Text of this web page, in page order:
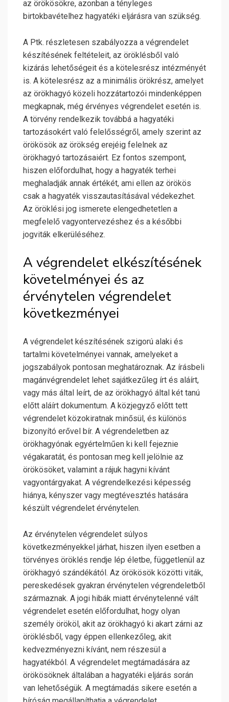
az örökösökre, azonban a tényleges
birtokbavételhez hagyatéki eljárásra van szükség.
A Ptk. részletesen szabályozza a végrendelet
készítésének feltételeit, az öröklésből való
kizárás lehetőségeit és a kötelesrész intézményét
is. A kötelesrész az a minimális örökrész, amelyet
az örökhagyó közeli hozzátartozói mindenképpen
megkapnak, még érvényes végrendelet esetén is.
A törvény rendelkezik továbbá a hagyatéki
tartozásokért való felelősségről, amely szerint az
örökösök az örökség erejéig felelnek az
örökhagyó tartozásaiért. Ez fontos szempont,
hiszen előfordulhat, hogy a hagyaték terhei
meghaladják annak értékét, ami ellen az örökös
csak a hagyaték visszautasításával védekezhet.
Az öröklési jog ismerete elengedhetetlen a
megfelelő vagyontervezéshez és a későbbi
jogviták elkerüléséhez.
A végrendelet elkészítésének
követelményei és az
érvénytelen végrendelet
következményei
A végrendelet készítésének szigorú alaki és
tartalmi követelményei vannak, amelyeket a
jogszabályok pontosan meghatároznak. Az írásbeli
magánvégrendelet lehet sajátkezűleg írt és aláírt,
vagy más által leírt, de az örökhagyó által két tanú
előtt aláírt dokumentum. A közjegyző előtt tett
végrendelet közokiratnak minősül, és különös
bizonyító erővel bír. A végrendeletben az
örökhagyónak egyértelműen ki kell fejeznie
végakaratát, és pontosan meg kell jelölnie az
örökösöket, valamint a rájuk hagyni kívánt
vagyontárgyakat. A végrendelkezési képesség
hiánya, kényszer vagy megtévesztés hatására
készült végrendelet érvénytelen.
Az érvénytelen végrendelet súlyos
következményekkel járhat, hiszen ilyen esetben a
törvényes öröklés rendje lép életbe, függetlenül az
örökhagyó szándékától. Az örökösök közötti viták,
pereskedések gyakran érvénytelen végrendeletből
származnak. A jogi hibák miatt érvénytelenné vált
végrendelet esetén előfordulhat, hogy olyan
személy örököl, akit az örökhagyó ki akart zárni az
öröklésből, vagy éppen ellenkezőleg, akit
kedvezményezni kívánt, nem részesül a
hagyatékból. A végrendelet megtámadására az
örökösöknek általában a hagyatéki eljárás során
van lehetőségük. A megtámadás sikere esetén a